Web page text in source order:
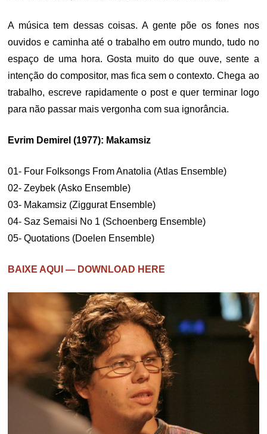
A música tem dessas coisas. A gente põe os fones nos
ouvidos e caminha até o trabalho em outro mundo, tudo no
espaço de uma hora. Gosta muito do que ouve, sente a
intenção do compositor, mas fica sem o contexto. Chega ao
trabalho, escreve rapidamente o post e quer terminar logo
para não passar mais vergonha com sua ignorância.
Evrim Demirel (1977): Makamsiz
01- Four Folksongs From Anatolia (Atlas Ensemble)
02- Zeybek (Asko Ensemble)
03- Makamsiz (Ziggurat Ensemble)
04- Saz Semaisi No 1 (Schoenberg Ensemble)
05- Quotations (Doelen Ensemble)
BAIXE AQUI — DOWNLOAD HERE